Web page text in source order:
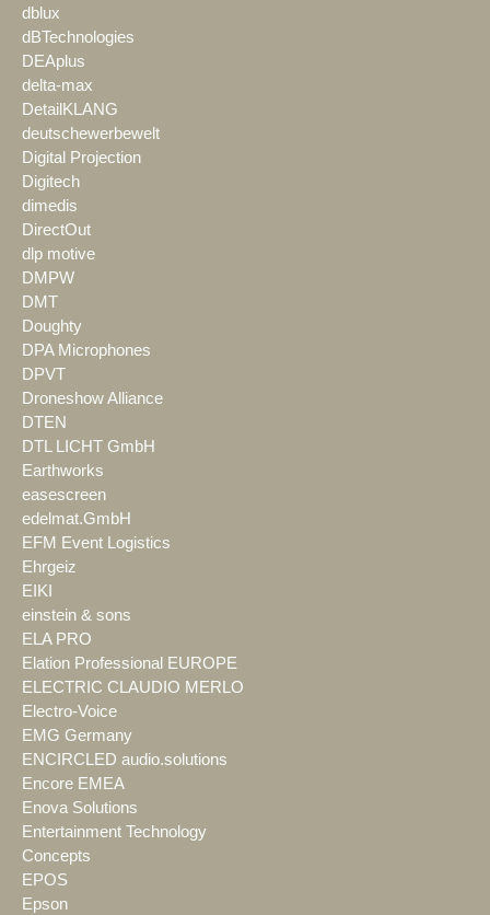
dblux
dBTechnologies
DEAplus
delta-max
DetailKLANG
deutschewerbewelt
Digital Projection
Digitech
dimedis
DirectOut
dlp motive
DMPW
DMT
Doughty
DPA Microphones
DPVT
Droneshow Alliance
DTEN
DTL LICHT GmbH
Earthworks
easescreen
edelmat.GmbH
EFM Event Logistics
Ehrgeiz
EIKI
einstein & sons
ELA PRO
Elation Professional EUROPE
ELECTRIC CLAUDIO MERLO
Electro-Voice
EMG Germany
ENCIRCLED audio.solutions
Encore EMEA
Enova Solutions
Entertainment Technology
Concepts
EPOS
Epson